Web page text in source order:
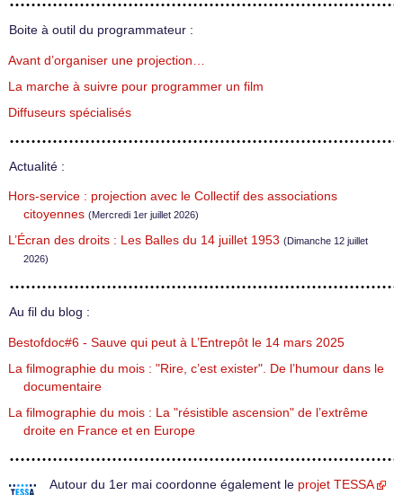
Boite à outil du programmateur :
Avant d’organiser une projection…
La marche à suivre pour programmer un film
Diffuseurs spécialisés
Actualité :
Hors-service : projection avec le Collectif des associations
citoyennes (Mercredi 1er juillet 2026)
L’Écran des droits : Les Balles du 14 juillet 1953 (Dimanche 12 juillet
2026)
Au fil du blog :
Bestofdoc#6 - Sauve qui peut à L’Entrepôt le 14 mars 2025
La filmographie du mois : "Rire, c’est exister". De l’humour dans le
documentaire
La filmographie du mois : La "résistible ascension" de l’extrême
droite en France et en Europe
Autour du 1er mai coordonne également le projet TESSA